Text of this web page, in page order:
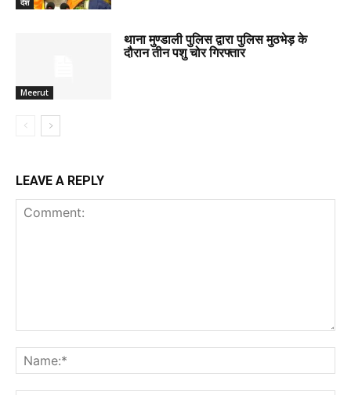
Meerut
थाना मुण्डाली पुलिस द्वारा पुलिस मुठभेड़ के
दौरान तीन पशु चोर गिरफ्तार
LEAVE A REPLY